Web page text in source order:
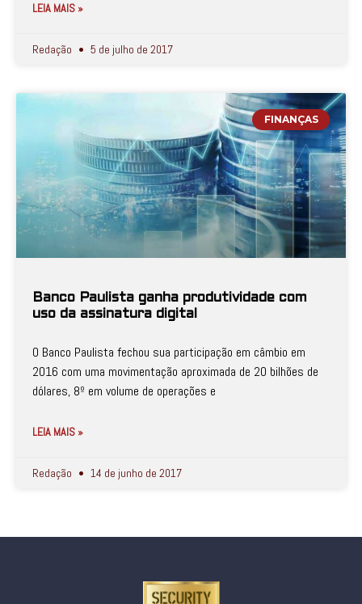
LEIA MAIS »
Redação 5 de julho de 2017
FINANÇAS
Banco Paulista ganha produtividade com
uso da assinatura digital
O Banco Paulista fechou sua participação em câmbio em
2016 com uma movimentação aproximada de 20 bilhões de
dólares, 8º em volume de operações e
LEIA MAIS »
Redação 14 de junho de 2017